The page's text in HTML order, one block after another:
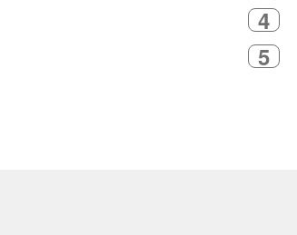
4
5